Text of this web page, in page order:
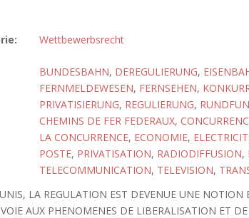
Wettbewerbsrecht
BUNDESBAHN, DEREGULIERUNG,
FERNMELDEWESEN, FERNSEHEN,
PRIVATISIERUNG, REGULIERUNG,
CHEMINS DE FER FEDERAUX,
LA CONCURRENCE, ECONOMIE,
POSTE, PRIVATISATION, RADIODIFFUSION,
TELECOMMUNICATION, TELEVISION,
LA REGULATION EST DEVENUE UNE
AUX PHENOMENES DE LIBERALISATION ET